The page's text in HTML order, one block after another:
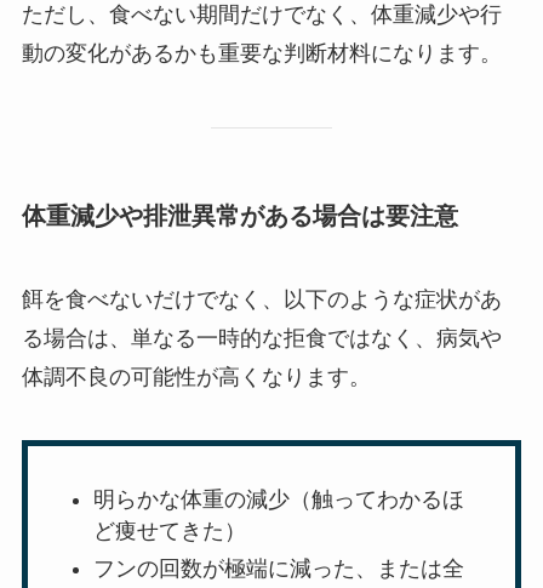
ただし、食べない期間だけでなく、体重減少や行
動の変化があるかも重要な判断材料になります。
体重減少や排泄異常がある場合は要注意
餌を食べないだけでなく、以下のような症状があ
る場合は、単なる一時的な拒食ではなく、病気や
体調不良の可能性が高くなります。
明らかな体重の減少（触ってわかるほ
ど痩せてきた）
フンの回数が極端に減った、または全